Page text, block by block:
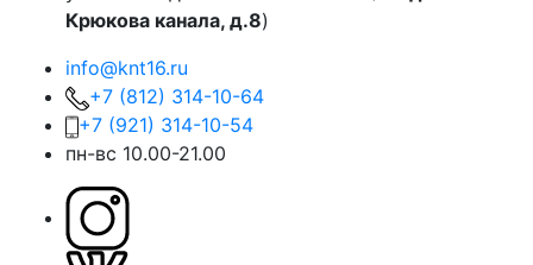
Крюкова канала, д.8)
info@knt16.ru
+7 (812) 314-10-64
+7 (921) 314-10-54
пн-вс 10.00-21.00